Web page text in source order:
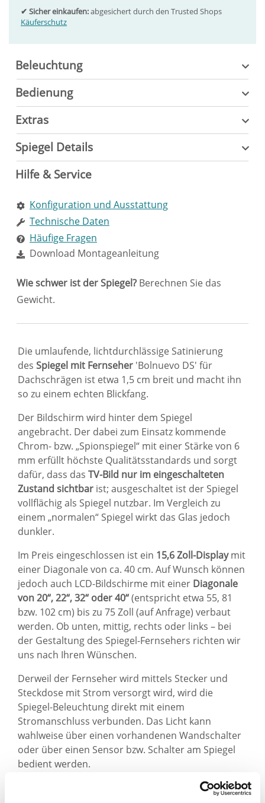
Die umlaufende, lichtdurchlässige Satinierung
des Spiegel mit Fernseher 'Bolnuevo DS' für
Dachschrägen ist etwa 1,5 cm breit und macht ihn
so zu einem echten Blickfang.
Der Bildschirm wird hinter dem Spiegel
angebracht. Der dabei zum Einsatz kommende
Chrom- bzw. „Spionspiegel“ mit einer Stärke von 6
mm erfüllt höchste Qualitätsstandards und sorgt
dafür, dass das TV-Bild nur im eingeschalteten
Zustand sichtbar ist; ausgeschaltet ist der Spiegel
vollflächig als Spiegel nutzbar. Im Vergleich zu
einem „normalen“ Spiegel wirkt das Glas jedoch
dunkler.
Im Preis eingeschlossen ist ein 15,6 Zoll-Displaymit
einer Diagonale von ca. 40 cm. Auf Wunsch können
jedoch auch LCD-Bildschirme mit einer Diagonale
von 20“, 22“, 32“ oder 40“(entspricht etwa 55, 81
bzw. 102 cm) bis zu 75 Zoll (auf Anfrage) verbaut
werden. Ob unten, mittig, rechts oder links – bei
der Gestaltung des Spiegel-Fernsehers richten wir
uns nach Ihren Wünschen.
Derweil der Fernseher wird mittels Stecker und
Steckdose mit Strom versorgt wird, wird die
Spiegel-Beleuchtung direkt mit einem
Stromanschluss verbunden. Das Licht kann
wahlweise über einen vorhandenen Wandschalter
oder über einen Sensor bzw. Schalter am Spiegel
bedient werden.
Wichtig für Badspiegel mit Fernseher
Beleuchtung
Bedienung
Extras
Spiegel Details
Hilfe & Service
Konfiguration und Ausstattung
Technische Daten
Häufige Fragen
Download Montageanleitung
Wie schwer ist der Spiegel? Berechnen Sie das
Gewicht.
✔ Sicher einkaufen:abgesichert durch den Trusted Shops
Käuferschutz